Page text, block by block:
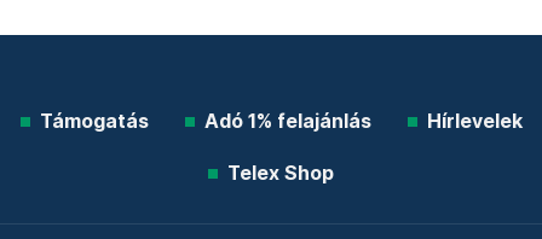
Támogatás Adó 1% felajánlás Hírlevelek
Telex Shop